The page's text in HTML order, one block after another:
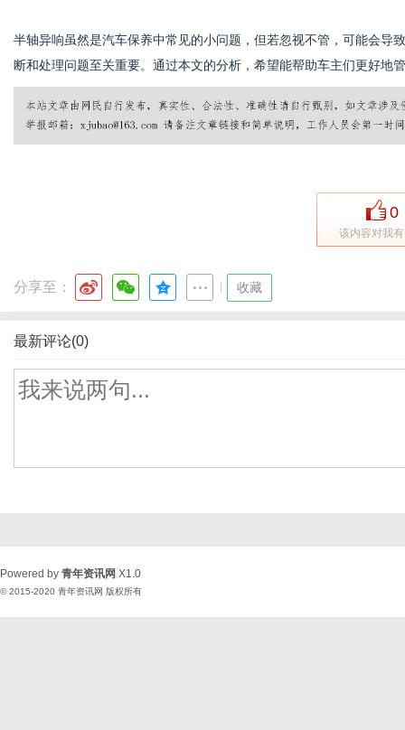
半轴异响虽然是汽车保养中常见的小问题，但若忽视不管，可能会导
断和处理问题至关重要。通过本文的分析，希望能帮助车主们更好地
0
该内容对我
分享至： 收藏
最新评论(0)
Powered by 青年资讯网 X1.0
© 2015-2020 青年资讯网 版权所有